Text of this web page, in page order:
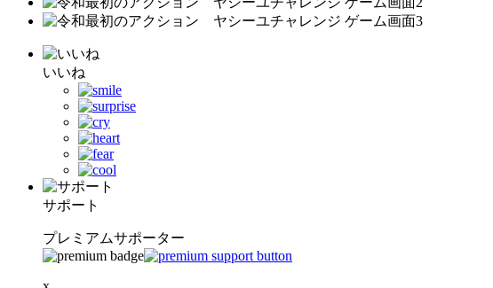
いいね
サポート
プレミアムサポーター